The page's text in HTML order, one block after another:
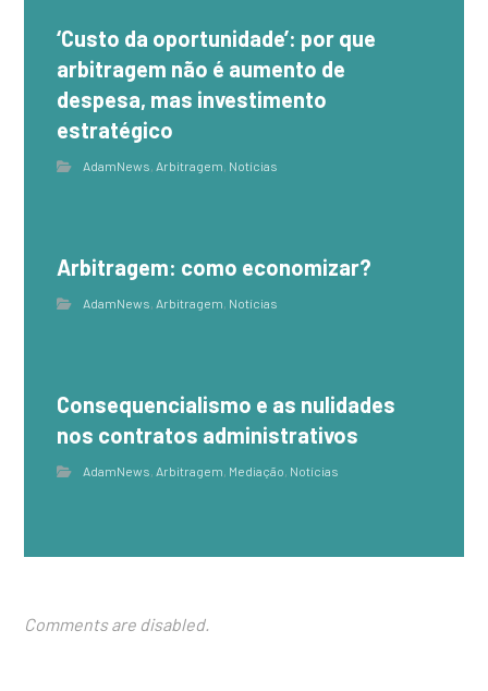
‘Custo da oportunidade’: por que
arbitragem não é aumento de
despesa, mas investimento
estratégico
AdamNews, Arbitragem, Notícias
Arbitragem: como economizar?
AdamNews, Arbitragem, Notícias
Consequencialismo e as nulidades
nos contratos administrativos
AdamNews, Arbitragem, Mediação, Notícias
Comments are disabled.